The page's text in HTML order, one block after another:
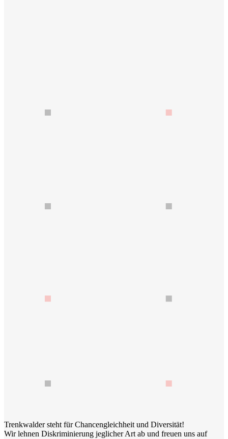
Trenkwalder steht für Chancengleichheit und Diversität!
Wir lehnen Diskriminierung jeglicher Art ab und freuen uns auf